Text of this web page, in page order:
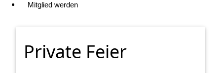
Mitglied werden
Private Feier